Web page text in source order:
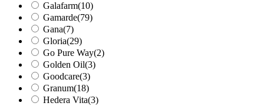
Galafarm(10)
Gamarde(79)
Gana(7)
Gloria(29)
Go Pure Way(2)
Golden Oil(3)
Goodcare(3)
Granum(18)
Hedera Vita(3)